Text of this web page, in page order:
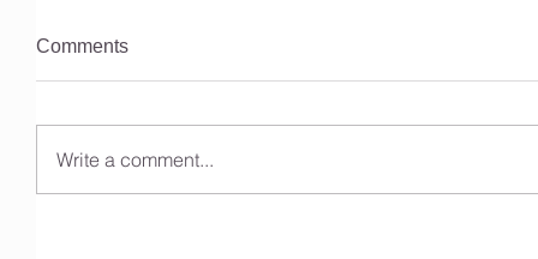
Comments
Write a comment...